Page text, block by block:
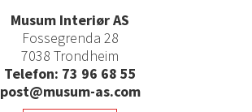
Musum Interiør AS
Fossegrenda 28
7038 Trondheim
Telefon: 73 96 68 55
post@musum-as.com